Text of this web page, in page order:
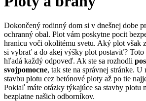
Dokončený rodinný dom si v dnešnej dobe
ochranný obal. Plot vám poskytne pocit
hranicu voči okolitému svetu. Aký plot však
si vybrať a do akej výšky plot postaviť? Toto
hľadá každý odpoveď. Ak ste sa rozhodli
svojpomocne, tak ste na správnej stránke. U
stavbu plotu cez betónové ploty až po tie
Pokiaľ máte otázky týkajúce sa stavby plotu
bezplatne našich odborníkov.